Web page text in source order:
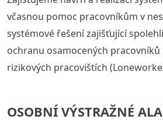
včasnou pomoc pracovníkům v
systémové řešení zajišťující
ochranu osamocených pracovníků
rizikových pracovištích
OSOBNÍ VÝSTRAŽNÉ